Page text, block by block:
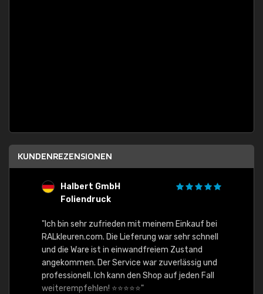
KUNDENREZENSIONEN
Halbert GmbH
Foliendruck
"Ich bin sehr zufrieden mit meinem Einkauf bei
RALkleuren.com. Die Lieferung war sehr schnell
und die Ware ist in einwandfreiem Zustand
angekommen. Der Service war zuverlässig und
professionell. Ich kann den Shop auf jeden Fall
weiterempfehlen! ⭐⭐⭐⭐⭐"